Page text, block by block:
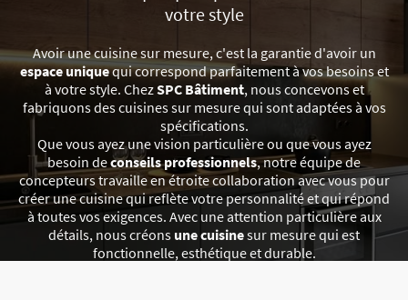
votre style
Avoir une cuisine sur mesure, c'est la garantie d'avoir un
espace uniquequi correspond parfaitement à vos besoins et
à votre style. ChezSPC Bâtiment, nous concevons et
fabriquons des cuisines sur mesure qui sont adaptées à vos
spécifications.
Que vous ayez une vision particulière ou que vous ayez
besoin deconseils professionnels, notre équipe de
concepteurs travaille en étroite collaboration avec vous pour
créer une cuisine qui reflète votre personnalité et qui répond
à toutes vos exigences. Avec une attention particulière aux
détails, nous créons une cuisinesur mesure qui est
fonctionnelle, esthétique et durable.